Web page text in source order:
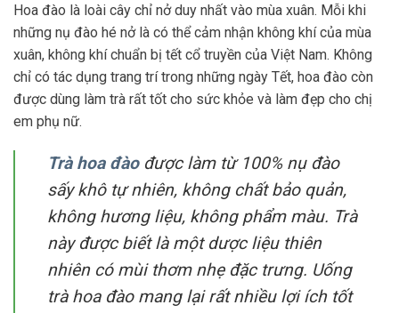
Hoa đào là loài cây chỉ nở duy nhất vào mùa xuân. Mỗi khi
những nụ đào hé nở là có thể cảm nhận không khí của mùa
xuân, không khí chuẩn bị tết cổ truyền của Việt Nam. Không
chỉ có tác dụng trang trí trong những ngày Tết, hoa đào còn
được dùng làm trà rất tốt cho sức khỏe và làm đẹp cho chị
em phụ nữ.
Trà hoa đàođược làm từ 100% nụ đào
sấy khô tự nhiên, không chất bảo quản,
không hương liệu, không phẩm màu. Trà
này được biết là một dược liệu thiên
nhiên có mùi thơm nhẹ đặc trưng. Uống
trà hoa đào mang lại rất nhiều lợi ích tốt